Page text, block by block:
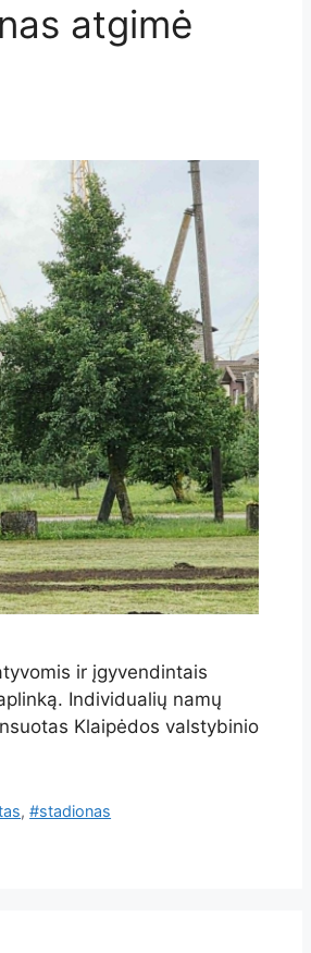
atgimė
ir įgyvendintais
Individualių namų
Klaipėdos valstybinio
,#stadionas